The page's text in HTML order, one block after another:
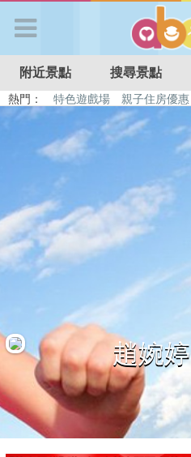
APP登入
首 頁
搜尋景點
好康優惠
最新留言
商家合作
推薦景點
附近景點 搜尋景點
熱門： 特色遊戲場 親子住房優惠
溜滑梯民宿
觀光工廠
趙婉婷